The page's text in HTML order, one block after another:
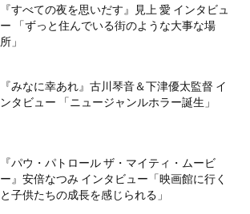
『すべての夜を思いだす』見上 愛 インタビュ
ー 「ずっと住んでいる街のような大事な場
所」
『みなに幸あれ』古川琴音＆下津優太監督 イ
ンタビュー 「ニュージャンルホラー誕生」
『パウ・パトロール ザ・マイティ・ムービ
ー』安倍なつみ インタビュー「映画館に行く
と子供たちの成長を感じられる」